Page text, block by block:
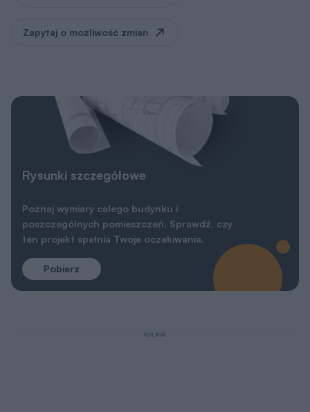
Zapytaj o możliwość zmian
Rysunki szczegółowe
Poznaj wymiary całego budynku i
poszczególnych pomieszczeń. Sprawdź, czy
ten projekt spełnia Twoje oczekiwania.
Pobierz
REKLAMA